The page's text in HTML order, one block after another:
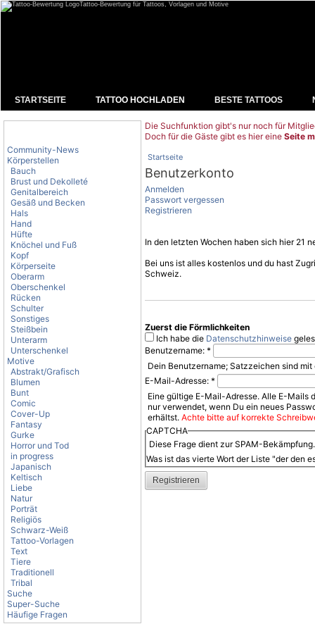
Tattoo-Bewertung für Tattoos, Vorlagen und Motive
STARTSEITE TATTOO HOCHLADEN BESTE TATTOOS
Community-News
Körperstellen
Bauch
Brust und Dekolleté
Genitalbereich
Gesäß und Becken
Hals
Hand
Hüfte
Knöchel und Fuß
Kopf
Körperseite
Oberarm
Oberschenkel
Rücken
Schulter
Sonstiges
Steißbein
Unterarm
Unterschenkel
Motive
Abstrakt/Grafisch
Blumen
Bunt
Comic
Cover-Up
Fantasy
Gurke
Horror und Tod
in progress
Japanisch
Keltisch
Liebe
Natur
Porträt
Religiös
Schwarz-Weiß
Tattoo-Vorlagen
Text
Tiere
Traditionell
Tribal
Suche
Super-Suche
Häufige Fragen
Die Suchfunktion gibt's nur noch für
Doch für die Gäste gibt es hier eine Seite
Startseite
Benutzerkonto
Anmelden
Passwort vergessen
Registrieren
In den letzten Wochen haben sich hier 21
Bei uns ist alles kostenlos und du hast
Schweiz.
Zuerst die Förmlichkeiten
Ich habe die Datenschutzhinweise
Benutzername: *
Dein Benutzername; Satzzeichen sind
E-Mail-Adresse: *
Eine gültige E-Mail-Adresse. Alle E-Mails
nur verwendet, wenn Du ein neues
erhältst. Achte bitte auf korrekte
CAPTCHA
Diese Frage dient zur SPAM-
Was ist das vierte Wort der Liste "der den